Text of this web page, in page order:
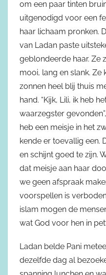
om een paar tinten
uitgenodigd voor een
haar lichaam pronken.
van Ladan paste
geblondeerde haar. Ze
mooi, lang en slank. Ze
zonnen heel blij thuis
hand. “Kijk, Lili, ik heb
waarzegster
heb een meisje in het
kende er toevallig een.
en schijnt goed te zijn.
dat meisje aan haar
we geen afspraak
voorspellen is
islam mogen de
wat God voor hen in
Ladan belde Pani
dezelfde dag al